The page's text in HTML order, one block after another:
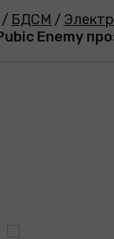
/ БДСМ /
Enemy